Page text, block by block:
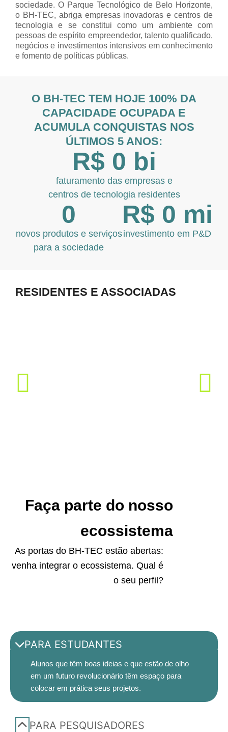
sociedade. O Parque Tecnológico de Belo Horizonte,
o BH-TEC, abriga empresas inovadoras e centros de
tecnologia e se constitui como um ambiente com
pessoas de espírito empreendedor, talento qualificado,
negócios e investimentos intensivos em conhecimento
e fomento de políticas públicas.
O BH-TEC TEM HOJE 100% DA
CAPACIDADE OCUPADA E
ACUMULA CONQUISTAS NOS
ÚLTIMOS 5 ANOS:
faturamento das empresas e
centros de tecnologia residentes
R$ 0 bi
novos produtos e serviços
para a sociedade
0
investimento em P&D
R$ 0 mi
RESIDENTES E ASSOCIADAS
Faça parte do nosso
ecossistema
As portas do BH-TEC estão abertas:
venha integrar o ecossistema. Qual é
o seu perfil?
PARA ESTUDANTES
Alunos que têm boas ideias e que estão de olho
em um futuro revolucionário têm espaço para
colocar em prática seus projetos.
PARA PESQUISADORES